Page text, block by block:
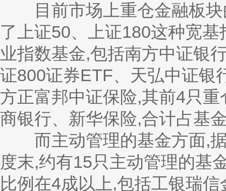
目前市场上重仓金融板块
了上证50、上证180这种宽
业指数基金,包括南方中证银
证800证券ETF、天弘中证银
方正富邦中证保险,其前4只
商银行、新华保险,合计占基
而主动管理的基金方面,据
度末,约有15只主动管理的基
比例在4成以上,包括工银瑞